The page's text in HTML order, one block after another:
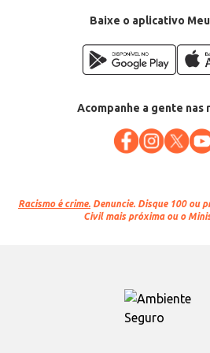
Baixe o aplicativo
Acompanhe a gente nas
Racismo é crime. Denuncie. Disque 100 ou
Civil mais próxima ou o